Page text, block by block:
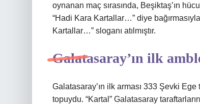
oynanan maç sırasında, Beşiktaş’ın
“Hadi Kara Kartallar…” diye
Kartallar…” sloganı atılmıştır.
Galatasaray’ın ilk
Galatasaray’ın ilk arması 333 Şevki
topuydu. “Kartal” Galatasaray